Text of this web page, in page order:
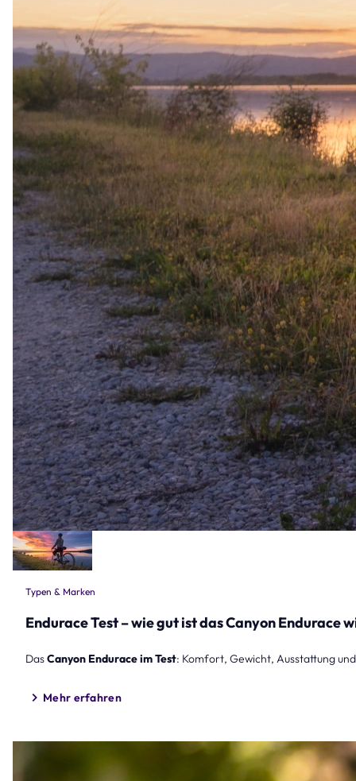
Typen & Marken
Endurace Test – wie gut ist das Canyon Endurace
DasCanyon Endurace im Test: Komfort, Gewicht, Ausstattung
Mehr erfahren